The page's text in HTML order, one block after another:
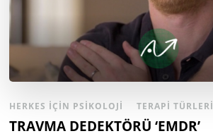
HERKES İÇIN PSIKOLOJI TERAPI TÜRLERI
TRAVMA DEDEKTÖRÜ ‘EMDR’